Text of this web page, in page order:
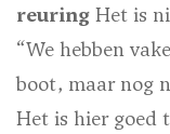
reuring Het is
“We hebben
boot, maar nog
Het is hier goed